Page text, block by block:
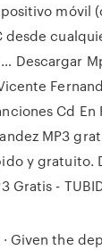
móvil
desde
Descargar
Cd En
MP3
y gratuito.
Gratis -
· Given the